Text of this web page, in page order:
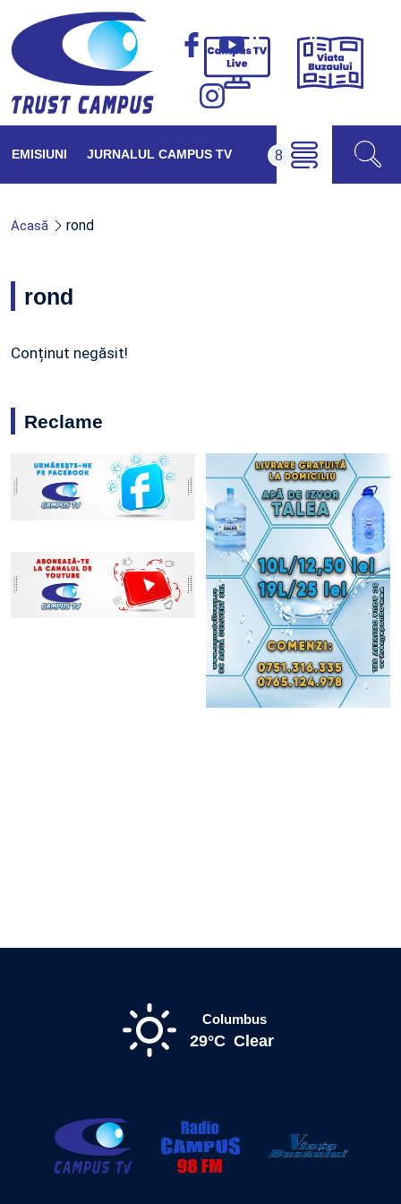
Campus
Viața
EMISIUNI JURNALUL CAMPUS TV
Acasă rond
rond
Conținut negăsit!
Reclame
Columbus
29°C Clear